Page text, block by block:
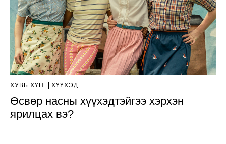
ХУВЬ ХҮН ХҮҮХЭД
Өсвөр насны хүүхэдтэйгээ хэрхэн
ярилцах вэ?